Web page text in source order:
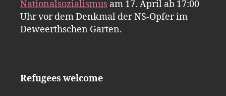
Nationalsozialismus am 17. April ab 17:00
Uhr vor dem Denkmal der NS-Opfer im
Deweerthschen Garten.
Refugees welcome